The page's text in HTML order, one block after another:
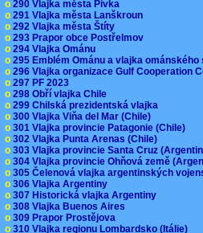
o 290 Vlajka města Pivka
o 291 Vlajka města Lanškroun
o 292 Vlajka města Štíty
o 293 Prapor obce Postřelmov
o 294 Vlajka Ománu
o 295 Emblém Ománu a vlajka
o 296 Vlajka organizace Gulf Cooperation
o 297 PF 2023
o 298 Obří vlajka Chile
o 299 Chilská prezidentská vlajka
o 300 Vlajka Viňa del Mar (Chile)
o 301 Vlajka provincie Patagonie (Chile)
o 302 Vlajka Punta Arenas (Chile)
o 303 Vlajka provincie Santa Cruz
o 304 Vlajka provincie Ohňová země
o 305 Čelenová vlajka argentinských
o 306 Vlajka Argentiny
o 307 Historická vlajka Argentiny
o 308 Vlajka Buenos Aires
o 309 Prapor Prostějova
o 310 Vlajka regionu Lombardsko (Itálie)